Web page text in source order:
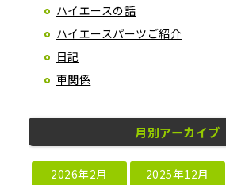
ハイエースの話
ハイエースパーツご紹介
日記
車関係
月別アーカイブ
2026年2月 2025年12月